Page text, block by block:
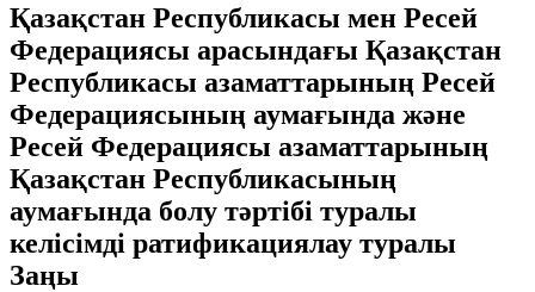
Қазақстан Республикасы мен Ресей
Федерациясы арасындағы Қазақстан
Республикасы азаматтарының Ресей
Федерациясының аумағында және
Ресей Федерациясы азаматтарының
Қазақстан Республикасының
аумағында болу тәртібі туралы
келісімді ратификациялау туралы
Заңы